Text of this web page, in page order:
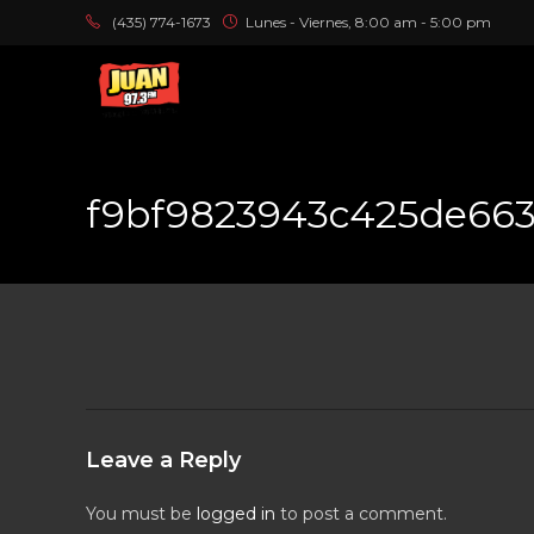
(435) 774-1673 Lunes - Viernes, 8:00 am - 5:00 pm
Leave a Reply
You must be logged in to post a comment.